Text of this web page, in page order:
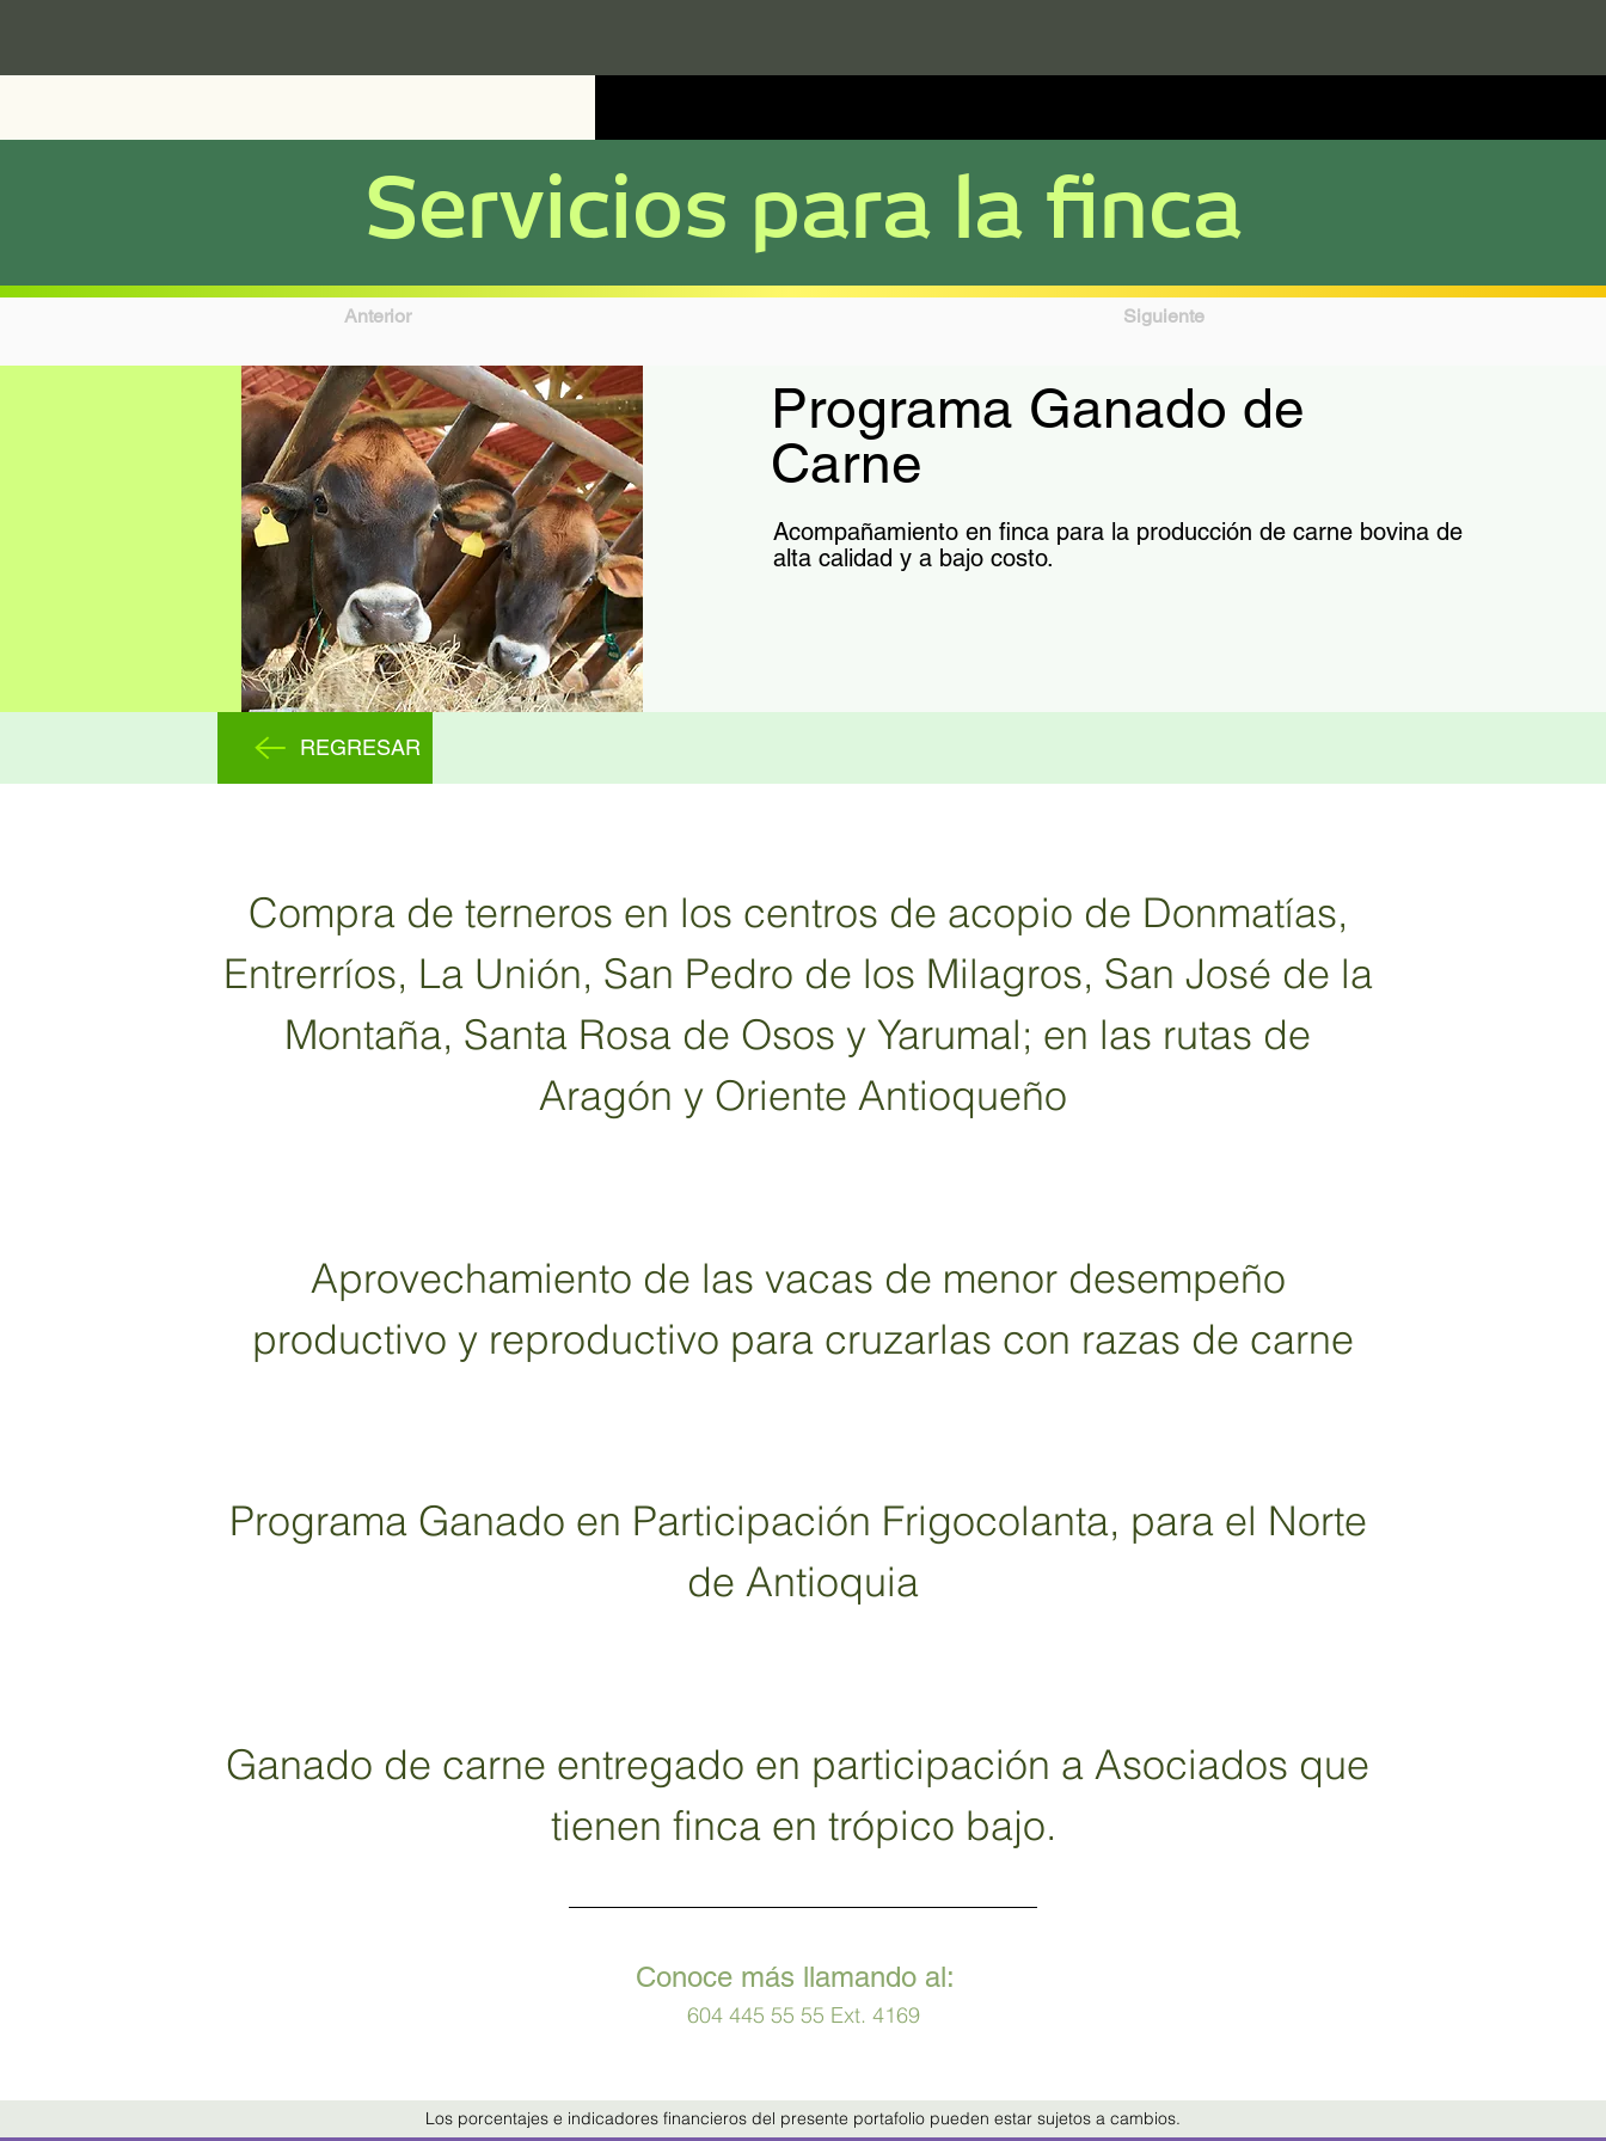
Servicios para la finca
Anterior Siguiente
Programa Ganado de
Carne
Acompañamiento en finca para la producción de carne bovina de
alta calidad y a bajo costo.
REGRESAR
Compra de terneros en los centros de acopio de Donmatías,
Entrerríos, La Unión, San Pedro de los Milagros, San José de la
Montaña, Santa Rosa de Osos y Yarumal; en las rutas de
Aragón y Oriente Antioqueño
Aprovechamiento de las vacas de menor desempeño
productivo y reproductivo para cruzarlas con razas de carne
Programa Ganado en Participación Frigocolanta, para el Norte
de Antioquia
Ganado de carne entregado en participación a Asociados que
tienen finca en trópico bajo.
Conoce más llamando al:
604 445 55 55 Ext. 4169
Los porcentajes e indicadores financieros del presente portafolio pueden estar sujetos a cambios.